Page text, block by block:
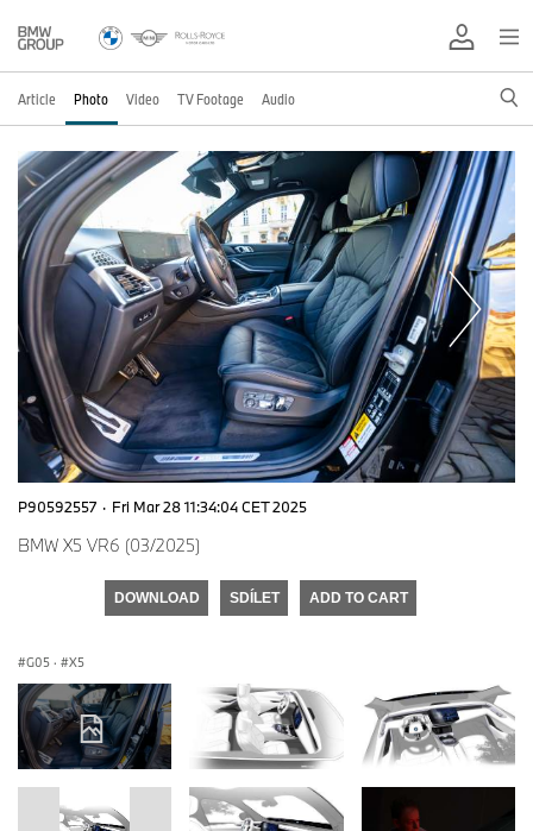
Article Photo Video TV Footage Audio
P90592557 · Fri Mar 28 11:34:04 CET 2025
BMW X5 VR6 (03/2025)
DOWNLOAD SDÍLET ADD TO CART
G05 · X5